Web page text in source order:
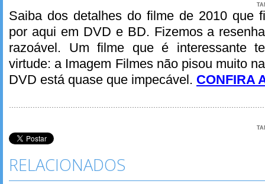
Saiba dos detalhes do filme de 2010 que
por aqui em DVD e BD. Fizemos a
razoável. Um filme que é interessante
virtude: a Imagem Filmes não pisou muito
DVD está quase que impecável. CONFIRA
RELACIONADOS